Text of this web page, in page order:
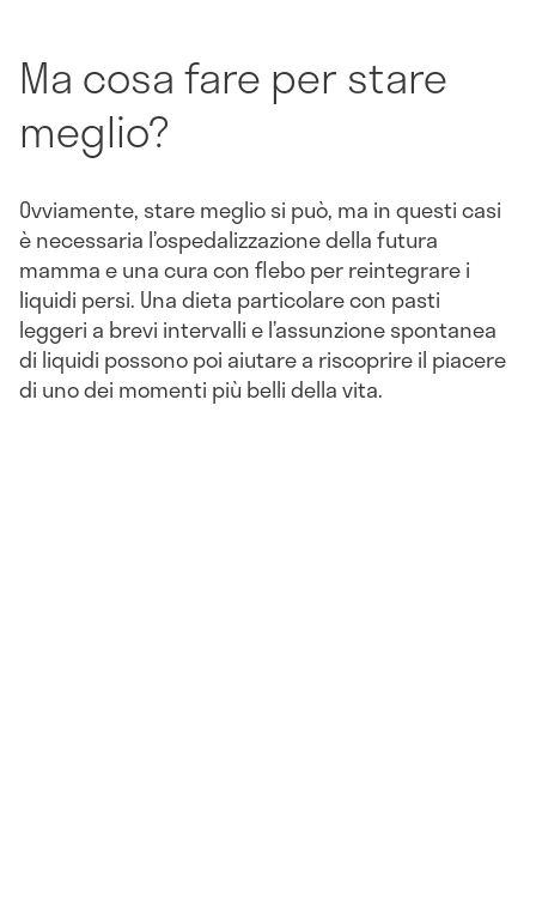
Ma cosa fare per stare
meglio?
Ovviamente, stare meglio si può, ma in questi casi
è necessaria l’ospedalizzazione della futura
mamma e una cura con flebo per reintegrare i
liquidi persi. Una dieta particolare con pasti
leggeri a brevi intervalli e l’assunzione spontanea
di liquidi possono poi aiutare a riscoprire il piacere
di uno dei momenti più belli della vita.